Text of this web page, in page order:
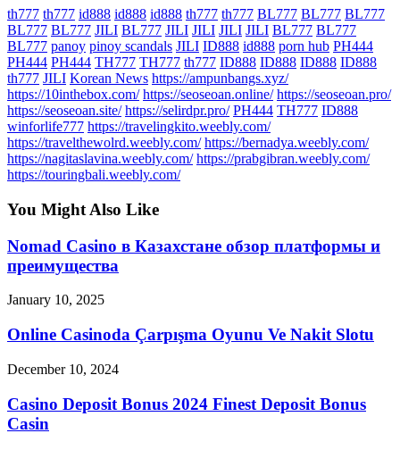
th777 th777 id888 id888 id888 th777 th777 BL777 BL777 BL777
BL777 BL777 JILI BL777 JILI JILI JILI JILI BL777 BL777
BL777 panoy pinoy scandals JILI ID888 id888 porn hub PH444
PH444 PH444 TH777 TH777 th777 ID888 ID888 ID888 ID888
th777 JILI Korean News https://ampunbangs.xyz/
https://10inthebox.com/ https://seoseoan.online/ https://seoseoan.pro/
https://seoseoan.site/ https://selirdpr.pro/ PH444 TH777 ID888
winforlife777 https://travelingkito.weebly.com/
https://travelthewolrd.weebly.com/ https://bernadya.weebly.com/
https://nagitaslavina.weebly.com/ https://prabgibran.weebly.com/
https://touringbali.weebly.com/
You Might Also Like
Nomad Casino в Казахстане обзор платформы и
преимущества
January 10, 2025
Online Casinoda Çarpışma Oyunu Ve Nakit Slotu
December 10, 2024
Casino Deposit Bonus 2024 Finest Deposit Bonus
Casin